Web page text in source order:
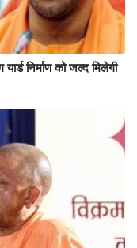
निर्माण को जल्द मिलेगी